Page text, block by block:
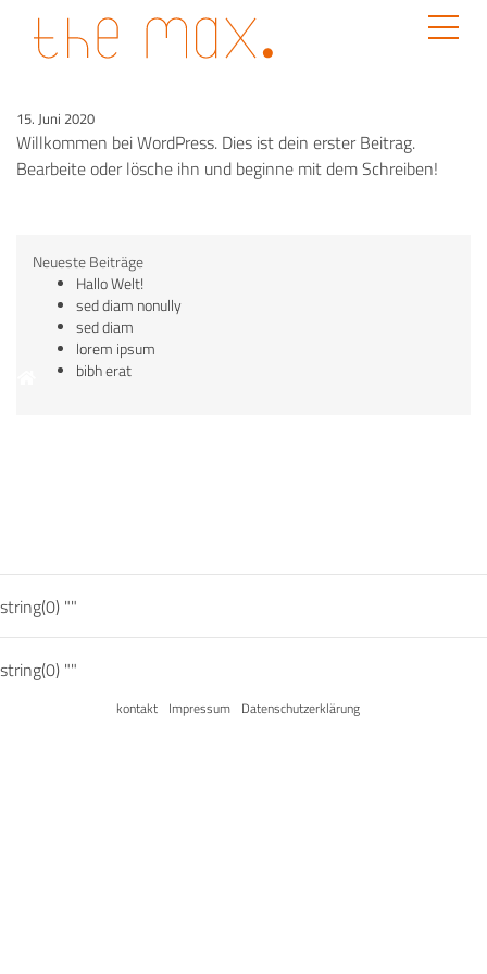
15. Juni 2020
Willkommen bei WordPress. Dies ist dein erster Beitrag.
Bearbeite oder lösche ihn und beginne mit dem Schreiben!
Neueste Beiträge
Hallo Welt!
sed diam nonully
sed diam
lorem ipsum
bibh erat
string(0) ""
string(0) ""
kontakt Impressum Datenschutzerklärung